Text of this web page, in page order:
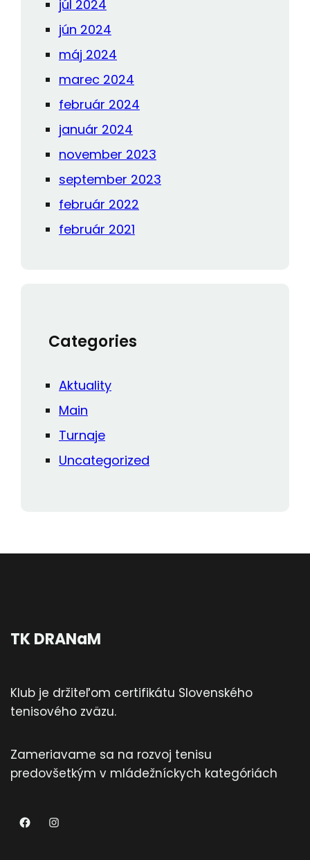
júl 2024
jún 2024
máj 2024
marec 2024
február 2024
január 2024
november 2023
september 2023
február 2022
február 2021
Categories
Aktuality
Main
Turnaje
Uncategorized
TK DRANaM
Klub je držiteľom certifikátu Slovenského
tenisového zväzu.
Zameriavame sa na rozvoj tenisu
predovšetkým v mládežníckych kategóriách
TKDRANaM Instagram